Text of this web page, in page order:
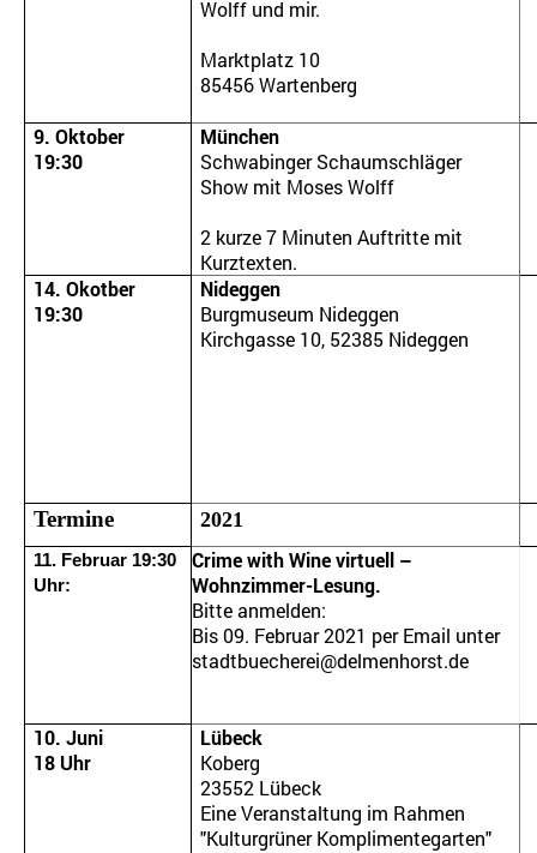
Wolff und mir.
Marktplatz 10
85456 Wartenberg
9. Oktober
19:30
München
Schwabinger Schaumschläger
Show mit Moses Wolff
2 kurze 7 Minuten Auftritte mit
Kurztexten.
14. Okotber
19:30
Nideggen
Burgmuseum Nideggen
Kirchgasse 10, 52385 Nideggen
Termine 2021
11. Februar 19:30
Uhr:
Crime with Wine virtuell –
Wohnzimmer-Lesung.
Bitte anmelden:
Bis 09. Februar 2021 per Email unter
stadtbuecherei@delmenhorst.de
10. Juni
18 Uhr
Lübeck
Koberg
23552 Lübeck
Eine Veranstaltung im Rahmen
"Kulturgrüner Komplimentegarten"